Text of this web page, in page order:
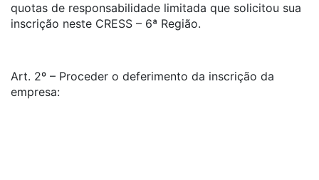
quotas de responsabilidade limitada que solicitou sua
inscrição neste CRESS – 6ª Região.
Art. 2º – Proceder o deferimento da inscrição da
empresa: